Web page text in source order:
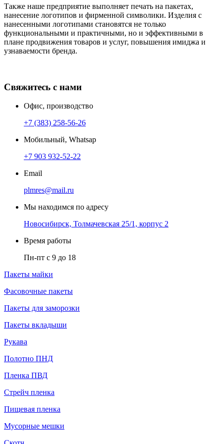
Также наше предприятие выполняет печать на пакетах,
нанесение логотипов и фирменной символики. Изделия с
нанесенными логотипами становятся не только
функциональными и практичными, но и эффективными в
плане продвижения товаров и услуг, повышения имиджа и
узнаваемости бренда.
Свяжитесь с нами
Офис, производство
+7 (383) 258-56-26
Мобильный, Whatsap
+7 903 932-52-22
Email
plmres@mail.ru
Мы находимся по адресу
Новосибирск, Толмачевская 25/1, корпус 2
Время работы
Пн-пт с 9 до 18
Пакеты майки
Фасовочные пакеты
Пакеты для заморозки
Пакеты вкладыши
Рукава
Полотно ПНД
Пленка ПВД
Стрейч пленка
Пищевая пленка
Мусорные мешки